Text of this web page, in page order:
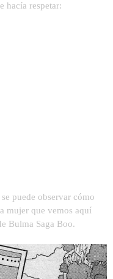
hacía respetar:
puede observar cómo
mujer que vemos aquí
Bulma Saga Boo.